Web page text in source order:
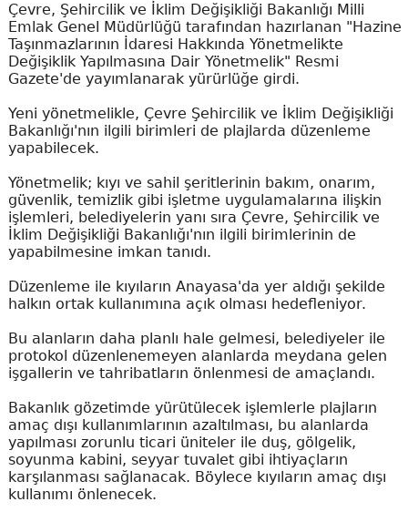
Çevre, Şehircilik ve İklim Değişikliği Bakanlığı Milli
Emlak Genel Müdürlüğü tarafından hazırlanan "Hazine
Taşınmazlarının İdaresi Hakkında Yönetmelikte
Değişiklik Yapılmasına Dair Yönetmelik" Resmi
Gazete'de yayımlanarak yürürlüğe girdi.
Yeni yönetmelikle, Çevre Şehircilik ve İklim Değişikliği
Bakanlığı'nın ilgili birimleri de plajlarda düzenleme
yapabilecek.
Yönetmelik; kıyı ve sahil şeritlerinin bakım, onarım,
güvenlik, temizlik gibi işletme uygulamalarına ilişkin
işlemleri, belediyelerin yanı sıra Çevre, Şehircilik ve
İklim Değişikliği Bakanlığı'nın ilgili birimlerinin de
yapabilmesine imkan tanıdı.
Düzenleme ile kıyıların Anayasa'da yer aldığı şekilde
halkın ortak kullanımına açık olması hedefleniyor.
Bu alanların daha planlı hale gelmesi, belediyeler ile
protokol düzenlenemeyen alanlarda meydana gelen
işgallerin ve tahribatların önlenmesi de amaçlandı.
Bakanlık gözetimde yürütülecek işlemlerle plajların
amaç dışı kullanımlarının azaltılması, bu alanlarda
yapılması zorunlu ticari üniteler ile duş, gölgelik,
soyunma kabini, seyyar tuvalet gibi ihtiyaçların
karşılanması sağlanacak. Böylece kıyıların amaç dışı
kullanımı önlenecek.